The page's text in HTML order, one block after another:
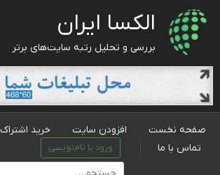
الکسا ایران
بررسی و تحلیل رتبه سایت‌های برتر
صفحه نخست افزودن سایت خرید اشتراک
تماس با ما
ورود یا نام‌نویسی